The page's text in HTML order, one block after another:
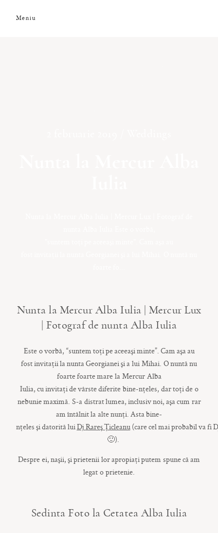
Meniu
Nunta la Mercur Alba Iulia | Mercur Lux
| Fotograf de nunta Alba Iulia
Este ovorbă, “suntemtoțipeaceeașiminte”.Camașaau
fostinvitațiilanuntaGeorgianeișia lui Mihai. Onuntănu
foartefoartemare la Mercur Alba
Iulia,cuinvitațidevârstediferite bine-nțeles, dartoțide o
nebuniemaximă. S-a distratlumea,inclusivnoi,așacum rar
amîntâlnitla altenunți.Astabine-
nțelesșidatorităluiDjRareșȚicleanu(carecelmaiprobabilvafi
🙂).
Despre ei,nașii,șiprietenii lorapropiațiputem spunecăam
legat o prietenie.
Sedinta Foto la Cetatea Alba Iulia